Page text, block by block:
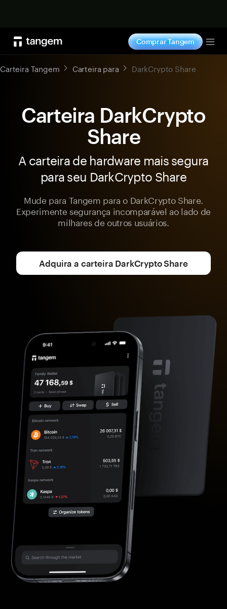
Comprar Tangem
Carteira Tangem Carteira para DarkCrypto Share
Carteira DarkCrypto
Share
A carteira de hardware mais segura
para seu DarkCrypto Share
Mude para Tangem para o DarkCrypto Share.
Experimente segurança incomparável ao lado de
milhares de outros usuários.
Adquira a carteira DarkCrypto Share